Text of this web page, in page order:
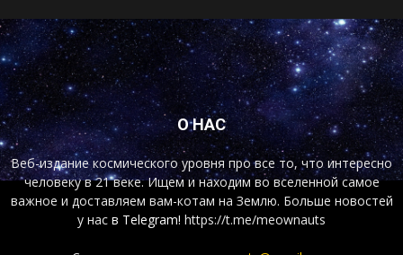
О НАС
Веб-издание космического уровня про все то, что интересно
человеку в 21 веке. Ищем и находим во вселенной самое
важное и доставляем вам-котам на Землю. Больше новостей
у нас в Telegram! https://t.me/meownauts